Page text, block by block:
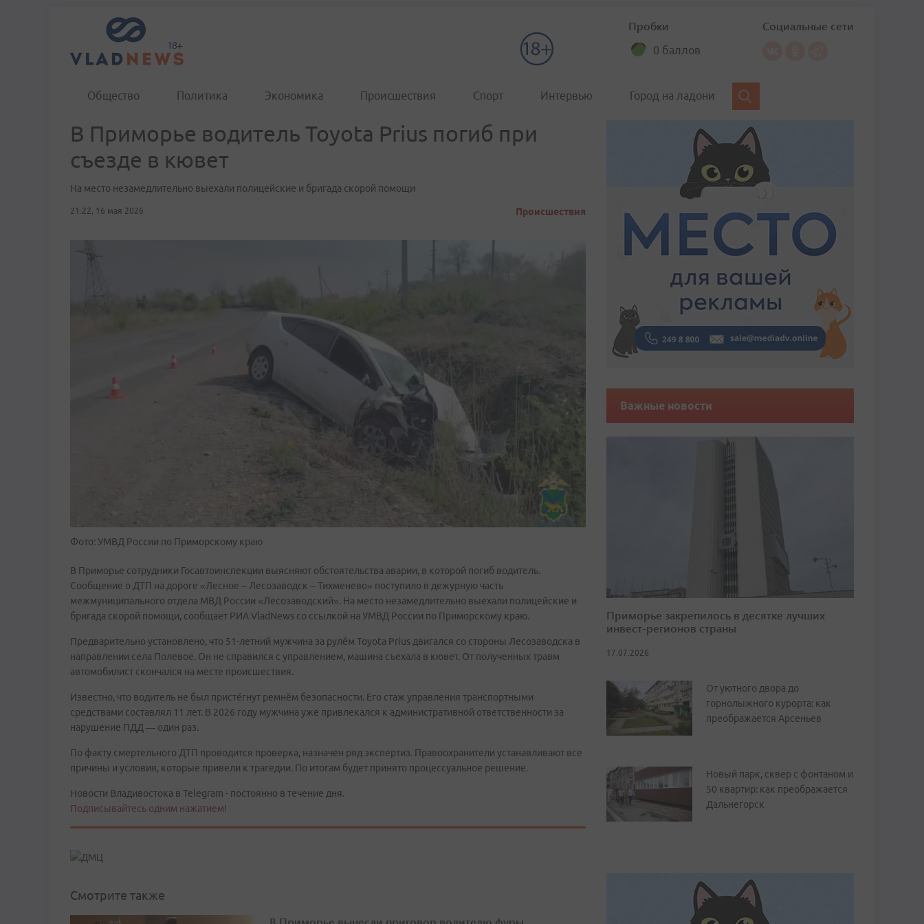
Пробки
0 баллов
Социальные сети
Общество Политика Экономика Происшествия Спорт Интервью Город на ладони
В Приморье водитель Toyota Prius погиб при
съезде в кювет
На место незамедлительно выехали полицейские и бригада скорой помощи
21:22, 16 мая 2026 Происшествия
Фото: УМВД России по Приморскому краю
В Приморье сотрудники Госавтоинспекции выясняют обстоятельства аварии, в которой погиб водитель.
Сообщение о ДТП на дороге «Лесное – Лесозаводск – Тихменево» поступило в дежурную часть
межмуниципального отдела МВД России «Лесозаводский». На место незамедлительно выехали полицейские и
бригада скорой помощи, сообщает РИА VladNews со ссылкой на УМВД России по Приморскому краю.
Предварительно установлено, что 51-летний мужчина за рулём Toyota Prius двигался со стороны Лесозаводска в
направлении села Полевое. Он не справился с управлением, машина съехала в кювет. От полученных травм
автомобилист скончался на месте происшествия.
Известно, что водитель не был пристёгнут ремнём безопасности. Его стаж управления транспортными
средствами составлял 11 лет. В 2026 году мужчина уже привлекался к административной ответственности за
нарушение ПДД — один раз.
По факту смертельного ДТП проводится проверка, назначен ряд экспертиз. Правоохранители устанавливают все
причины и условия, которые привели к трагедии. По итогам будет принято процессуальное решение.
Новости Владивостока в Telegram - постоянно в течение дня.
Подписывайтесь одним нажатием!
Смотрите также
Важные новости
Приморье закрепилось в десятке лучших
инвест-регионов страны
17.07.2026
От уютного двора до
горнолыжного курорта: как
преображается Арсеньев
Новый парк, сквер с фонтаном и
50 квартир: как преображается
Дальнегорск